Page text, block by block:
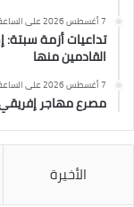
7 أغسطس 2026 على الساعة 8:55 مساءً
تداعيات أزمة سبتة:
القادمين منها
7 أغسطس 2026 على الساعة 7:48 مساءً
مصرع مهاجر
الأخيرة